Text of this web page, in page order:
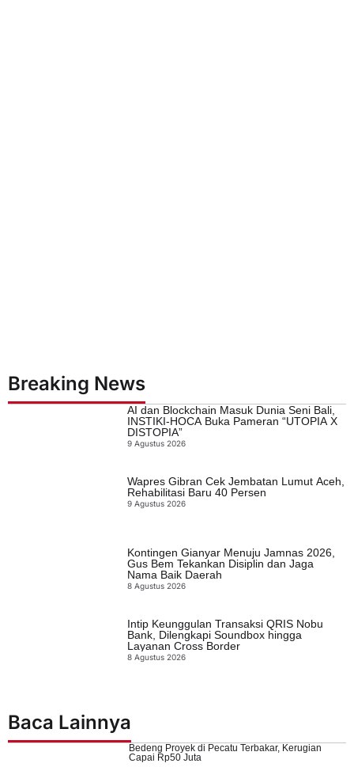
Breaking News
AI dan Blockchain Masuk Dunia Seni Bali,
INSTIKI-HOCA Buka Pameran “UTOPIA X
DISTOPIA”
9 Agustus 2026
Wapres Gibran Cek Jembatan Lumut Aceh,
Rehabilitasi Baru 40 Persen
9 Agustus 2026
Kontingen Gianyar Menuju Jamnas 2026,
Gus Bem Tekankan Disiplin dan Jaga
Nama Baik Daerah
8 Agustus 2026
Intip Keunggulan Transaksi QRIS Nobu
Bank, Dilengkapi Soundbox hingga
Layanan Cross Border
8 Agustus 2026
Baca Lainnya
Bedeng Proyek di Pecatu Terbakar, Kerugian
Capai Rp50 Juta